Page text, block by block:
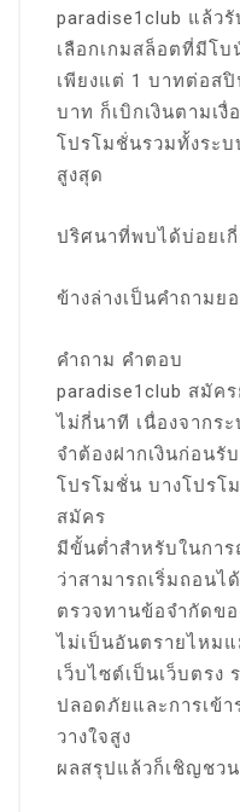
paradise1club แล้ว
เลือกเกมสล็อตที่มีโ
เพียงแต่ 1 บาทต่อสปิ
บาท ก็เบิกเงินตามเ
โปรโมชั่นรวมทั้งระบ
สูงสุด
ปริศนาที่พบได้บ่อยเกี่
ข้างล่างเป็นคำถาม
คำถาม คำตอบ
paradise1club สมัค
ไม่กี่นาที เนื่องจากร
จำต้องฝากเงินก่อน
โปรโมชั่น บางโปรโ
สมัคร
มีขั้นต่ำสำหรับในกา
ว่าสามารถเริ่มถอน
ตรวจทานข้อจำกัดขอ
ไม่เป็นอันตรายไหมแ
เว็บไซต์เป็นเว็บตรง
ปลอดภัยและการเข้
วางใจสูง
ผลสรุปแล้วก็เชิญชว